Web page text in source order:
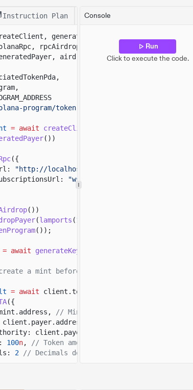
Instruction Plan Instructions
generateKeyPairSigner, lamports }
rpcAirdrop } "@solana/kit-
airdropPayer } from "@solana/
program/token"
= await createClient
())
({
"http://localhost:8899"
"ws://localhost:8900"
())
(lamports (1_000_000_000
()) ;
= await generateKeyPairSigner
a mint before minting tokens to the
= await
client.token.instructions
({
// Mint for the token being
client.payer.address,
client.payer,
100n,
// Token amount in base units.
2 // Decimals defined on the mint account.
Console
Run
Click to execute the code.